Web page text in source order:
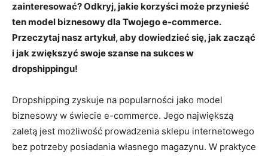
zainteresować? Odkryj, jakie korzyści może przynieść
ten model biznesowy dla Twojego e-commerce.
Przeczytaj nasz artykuł, aby dowiedzieć się, jak zacząć
i jak zwiększyć swoje szanse na sukces w
dropshippingu!
Dropshipping zyskuje na popularności jako model
biznesowy w świecie e-commerce. Jego największą
zaletą jest możliwość prowadzenia sklepu internetowego
bez potrzeby posiadania własnego magazynu. W praktyce